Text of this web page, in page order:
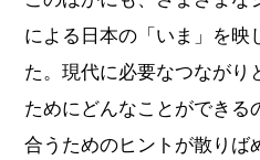
による日本の「いま」を映
た。現代に必要なつながり
ためにどんなことができる
合うためのヒントが散りば